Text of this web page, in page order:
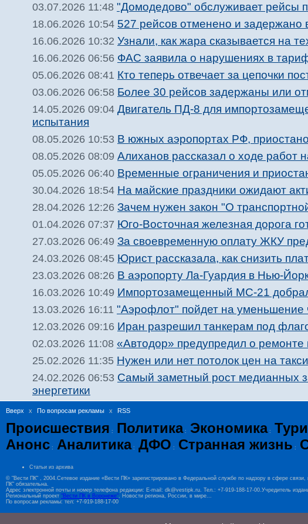
03.07.2026 11:48 "Домодедово" обслуживает рейсы
18.06.2026 10:54 527 рейсов отменено и задержано
16.06.2026 10:32 Узнали, как жара сказывается на
16.06.2026 06:56 ФАС заявила о нарушениях в
05.06.2026 08:41 Кто теперь отвечает за цепочки
03.06.2026 06:58 Более 30 рейсов задержаны или
14.05.2026 09:04 Двигатель ПД-8 для
испытания
08.05.2026 10:53 В южных аэропортах РФ,
08.05.2026 08:09 Алиханов рассказал о ходе работ
05.05.2026 06:40 Временные ограничения и
30.04.2026 18:54 На майские праздники ожидают
28.04.2026 12:26 Зачем нужен закон "О
01.04.2026 07:37 Юго-Восточная железная дорога
27.03.2026 06:49 За своевременную оплату ЖКУ
24.03.2026 08:45 Юрист рассказала, как снизить
23.03.2026 08:26 В аэропорту Ла-Гуардия в Нью-
16.03.2026 10:49 Импортозамещенный МС-21
13.03.2026 16:11 "Аэрофлот" пойдет на уменьшение
12.03.2026 09:16 Иран разрешил танкерам под
02.03.2026 11:08 «Автодор» предупредил о
25.02.2026 11:35 Нужен или нет потолок цен на
24.02.2026 06:53 Самый заметный рост медианных
энергетики
Вверх x По вопросам рекламы x RSS
Происшествия : Политика: Экономика:
Анонс : Аналитика: ДФО : Странная жизнь :
Статьи из архива
© "Вести ПК" , 2004.Сетевое издание «Вести ПК» зарегистрировано в Федеральной службе по надзору в сфере
ПК" обязательна.
Адрес электронной почты и номер телефона редакции: E-mail: dk@vestipk.ru. Тел.: +7-919-188-17-00.Учредитель
Региональный проект "Вести ПК в Воронеже". Новости региона, России, в мире...
По вопросам рекламы: тел: +7-919-188-17-00